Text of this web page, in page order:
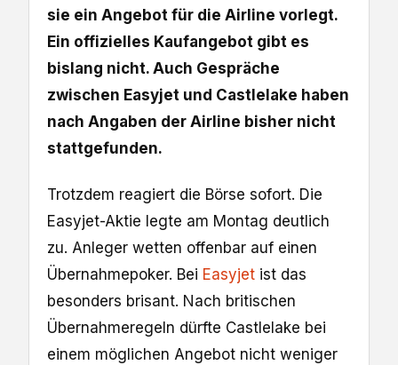
sie ein Angebot für die Airline vorlegt.
Ein offizielles Kaufangebot gibt es
bislang nicht. Auch Gespräche
zwischen Easyjet und Castlelake haben
nach Angaben der Airline bisher nicht
stattgefunden.
Trotzdem reagiert die Börse sofort. Die
Easyjet-Aktie legte am Montag deutlich
zu. Anleger wetten offenbar auf einen
Übernahmepoker. Bei Easyjet ist das
besonders brisant. Nach britischen
Übernahmeregeln dürfte Castlelake bei
einem möglichen Angebot nicht weniger